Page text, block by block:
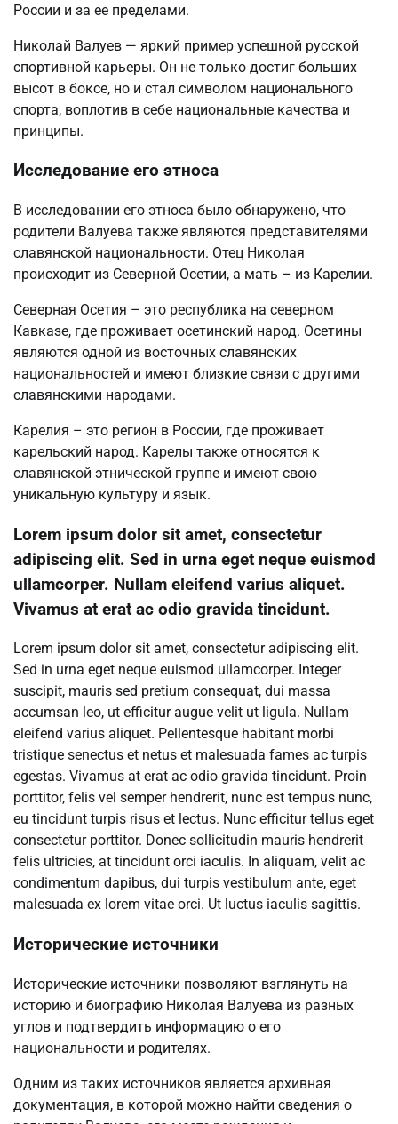
России и за ее пределами.
Николай Валуев — яркий пример успешной русской
спортивной карьеры. Он не только достиг больших
высот в боксе, но и стал символом национального
спорта, воплотив в себе национальные качества и
принципы.
Исследование его этноса
В исследовании его этноса было обнаружено, что
родители Валуева также являются представителями
славянской национальности. Отец Николая
происходит из Северной Осетии, а мать – из Карелии.
Северная Осетия – это республика на северном
Кавказе, где проживает осетинский народ. Осетины
являются одной из восточных славянских
национальностей и имеют близкие связи с другими
славянскими народами.
Карелия – это регион в России, где проживает
карельский народ. Карелы также относятся к
славянской этнической группе и имеют свою
уникальную культуру и язык.
Lorem ipsum dolor sit amet, consectetur
adipiscing elit. Sed in urna eget neque euismod
ullamcorper. Nullam eleifend varius aliquet.
Vivamus at erat ac odio gravida tincidunt.
Lorem ipsum dolor sit amet, consectetur adipiscing elit.
Sed in urna eget neque euismod ullamcorper. Integer
suscipit, mauris sed pretium consequat, dui massa
accumsan leo, ut efficitur augue velit ut ligula. Nullam
eleifend varius aliquet. Pellentesque habitant morbi
tristique senectus et netus et malesuada fames ac turpis
egestas. Vivamus at erat ac odio gravida tincidunt. Proin
porttitor, felis vel semper hendrerit, nunc est tempus nunc,
eu tincidunt turpis risus et lectus. Nunc efficitur tellus eget
consectetur porttitor. Donec sollicitudin mauris hendrerit
felis ultricies, at tincidunt orci iaculis. In aliquam, velit ac
condimentum dapibus, dui turpis vestibulum ante, eget
malesuada ex lorem vitae orci. Ut luctus iaculis sagittis.
Исторические источники
Исторические источники позволяют взглянуть на
историю и биографию Николая Валуева из разных
углов и подтвердить информацию о его
национальности и родителях.
Одним из таких источников является архивная
документация, в которой можно найти сведения о